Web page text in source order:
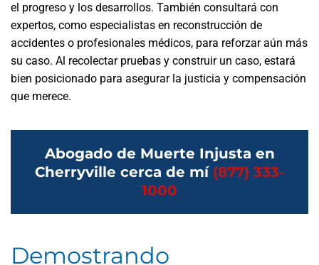
el progreso y los desarrollos. También consultará con
expertos, como especialistas en reconstrucción de
accidentes o profesionales médicos, para reforzar aún más
su caso. Al recolectar pruebas y construir un caso, estará
bien posicionado para asegurar la justicia y compensación
que merece.
Abogado de Muerte Injusta en
Cherryville cerca de mí (877) 333-
1000
Demostrando